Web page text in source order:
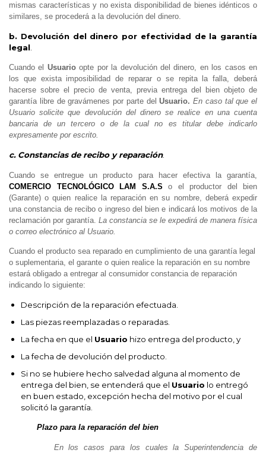
mismas características y no exista disponibilidad de bienes idénticos o
similares, se procederá a la devolución del dinero.
b. Devolución del dinero por efectividad de la garantía
legal
Cuando el Usuarioopte por la devolución del dinero, en los casos en
los que exista imposibilidad de reparar o se repita la falla, deberá
hacerse sobre el precio de venta, previa entrega del bien objeto de
garantía libre de gravámenes por parte delUsuario. En caso tal que el
Usuario solicite que devolución del dinero se realice en una cuenta
bancaria de un tercero o de la cual no es titular debe indicarlo
expresamente por escrito.
c. Constancias de recibo y reparación.
Cuando se entregue un producto para hacer efectiva la garantía,
COMERCIO TECNOLÓGICO LAM S.A.S
o el productor del bien
(Garante) o quien realice la reparación en su nombre, deberá expedir
una constancia de recibo o ingreso del bien e indicará los motivos de la
reclamación por garantía. La constancia se le expedirá de manera física
o correo electrónico al Usuario.
Cuando el producto sea reparado en cumplimiento de una garantía legal
o suplementaria, el garante o quien realice la reparación en su nombre
estará obligado a entregar al consumidor constancia de reparación
indicando lo siguiente:
Descripción de la reparación efectuada.
Las piezas reemplazadas o reparadas.
La fecha en que el Usuario hizo entrega del producto, y
La fecha de devolución del producto.
Si no se hubiere hecho salvedad alguna al momento de
entrega del bien, se entenderá que el Usuario lo entregó
en buen estado, excepción hecha del motivo por el cual
solicitó la garantía.
Plazo para la reparación del bien
En los casos para los cuales la Superintendencia de